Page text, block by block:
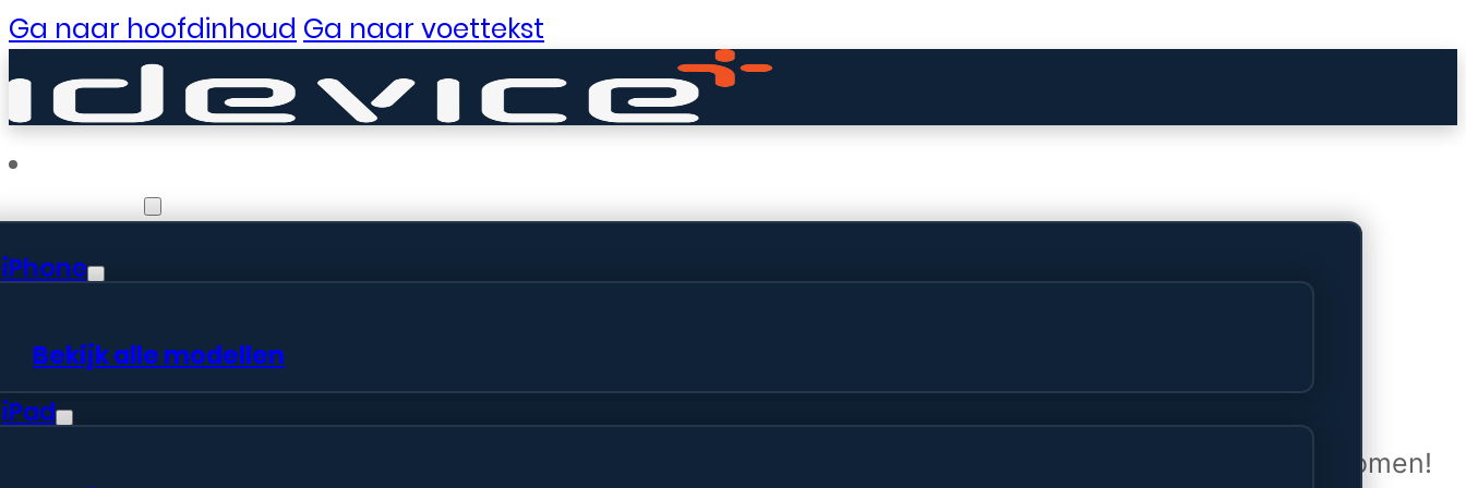
Ga naar hoofdinhoud Ga naar voettekst
iPhone
Bekijk alle modellen
iPad
Er zijn geweldige dingen in het verschiet
Er is iets moois in het vooruitzicht! Onze winkel wordt momenteel gebouwd en zal binnenkort online komen!